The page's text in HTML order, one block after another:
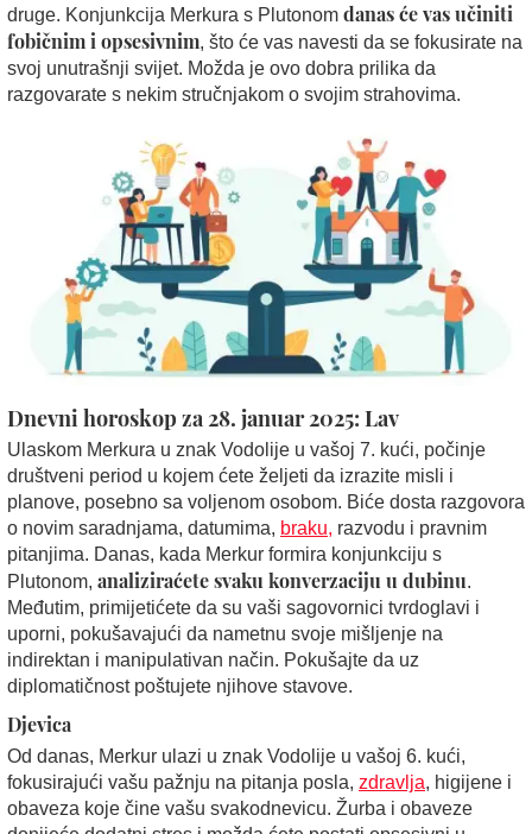
druge. Konjunkcija Merkura s Plutonom danas će vas učiniti
fobičnim i opsesivnim, što će vas navesti da se fokusirate na
svoj unutrašnji svijet. Možda je ovo dobra prilika da
razgovarate s nekim stručnjakom o svojim strahovima.
Dnevni horoskop za 28. januar 2025: Lav
Ulaskom Merkura u znak Vodolije u vašoj 7. kući, počinje
društveni period u kojem ćete željeti da izrazite misli i
planove, posebno sa voljenom osobom. Biće dosta razgovora
o novim saradnjama, datumima, braku, razvodu i pravnim
pitanjima. Danas, kada Merkur formira konjunkciju s
Plutonom, analiziraćete svaku konverzaciju u dubinu.
Međutim, primijetićete da su vaši sagovornici tvrdoglavi i
uporni, pokušavajući da nametnu svoje mišljenje na
indirektan i manipulativan način. Pokušajte da uz
diplomatičnost poštujete njihove stavove.
Djevica
Od danas, Merkur ulazi u znak Vodolije u vašoj 6. kući,
fokusirajući vašu pažnju na pitanja posla, zdravlja, higijene i
obaveza koje čine vašu svakodnevicu. Žurba i obaveze